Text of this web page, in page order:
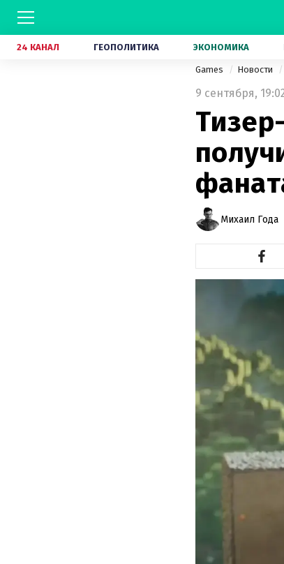
24 КАНАЛ ГЕОПОЛИТИКА ЭКОНОМИКА
Games Новости
9 сентября,
Михаил Года